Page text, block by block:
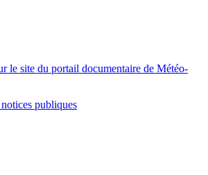
le site du portail documentaire de Météo-
publiques